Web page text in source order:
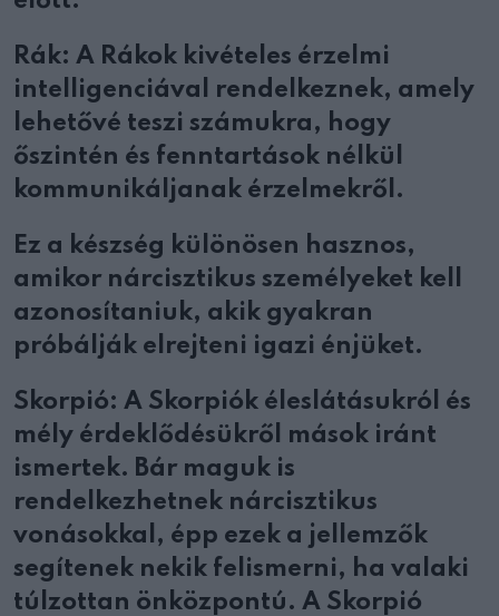
Rák: A Rákok kivételes érzelmi
intelligenciával rendelkeznek, amely
lehetővé teszi számukra, hogy
őszintén és fenntartások nélkül
kommunikáljanak érzelmekről.
Ez a készség különösen hasznos,
amikor nárcisztikus személyeket kell
azonosítaniuk, akik gyakran
próbálják elrejteni igazi énjüket.
Skorpió: A Skorpiók éleslátásukról és
mély érdeklődésükről mások iránt
ismertek. Bár maguk is
rendelkezhetnek nárcisztikus
vonásokkal, épp ezek a jellemzők
segítenek nekik felismerni, ha valaki
túlzottan önközpontú. A Skorpió